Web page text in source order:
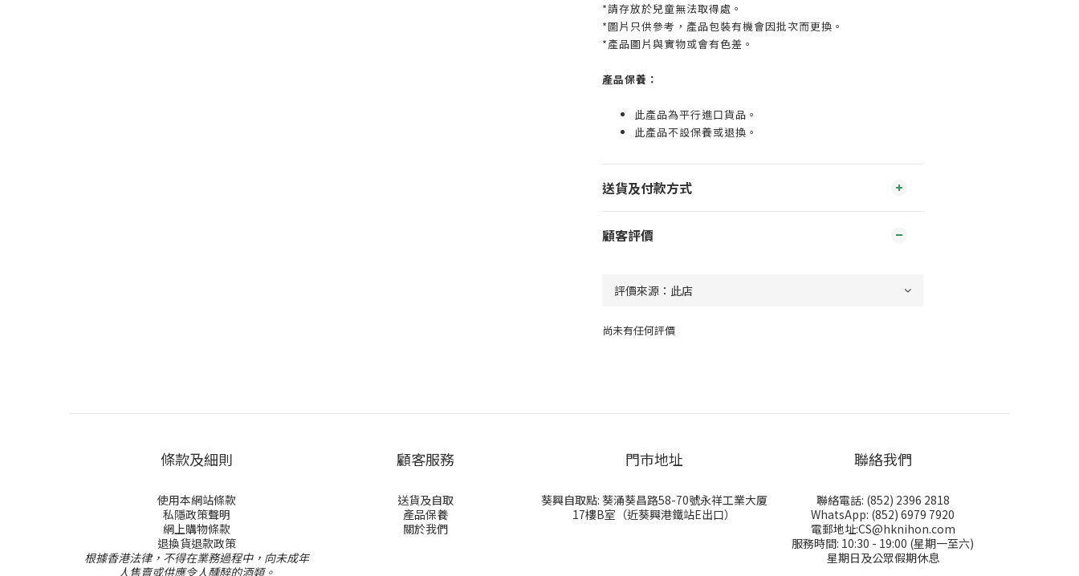
*請存放於兒童無法取得處。
*圖片只供參考，產品包裝有機會因批次而更換。
*產品圖片與實物或會有色差。
產品保養：
此產品為平行進口貨品。
此產品不設保養或退換。
送貨及付款方式
顧客評價
尚未有任何評價
條款及細則
使用本網站條款
私隱政策聲明
網上購物條款
退換貨退款政策
根據香港法律，不得在業務過程中，向未成年
人售賣或供應令人醺醉的酒類。
顧客服務
送貨及自取
產品保養
關於我們
門巿地址
葵興自取點: 葵涌葵昌路58-70號永祥工業大厦
17樓B室（近葵興港鐵站E出口）
聯絡我們
聯絡電話: (852) 2396 2818
WhatsApp: (852) 6979 7920
電郵地址:CS@hknihon.com
服務時間: 10:30 - 19:00 (星期一至六)
星期日及公眾假期休息